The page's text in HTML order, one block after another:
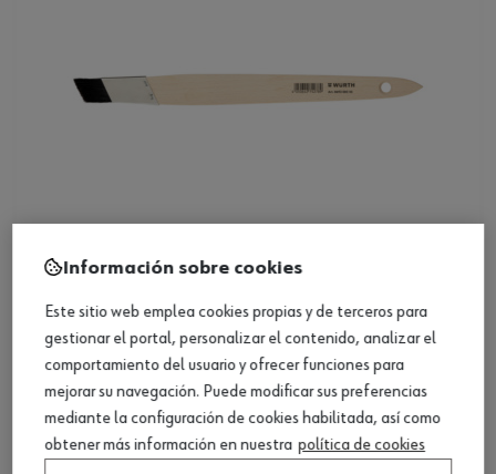
Paletina de pelo de turón inclinada
Ver producto
Información sobre cookies
Este sitio web emplea cookies propias y de terceros para
gestionar el portal, personalizar el contenido, analizar el
comportamiento del usuario y ofrecer funciones para
mejorar su navegación. Puede modificar sus preferencias
mediante la configuración de cookies habilitada, así como
obtener más información en nuestra política de cookies